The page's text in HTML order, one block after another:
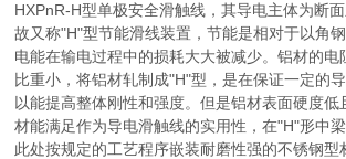
HXPnR-H型单极安全滑触线，其导电主体为断
故又称"H"型节能滑线装置，节能是相对于以角
电能在输电过程中的损耗大大被减少。铝材的电
比重小，将铝材轧制成"H"型，是在保证一定的
以能提高整体刚性和强度。但是铝材表面硬度低
材能满足作为导电滑触线的实用性，在"H"形中
此处按规定的工艺程序嵌装耐磨性强的不锈钢型